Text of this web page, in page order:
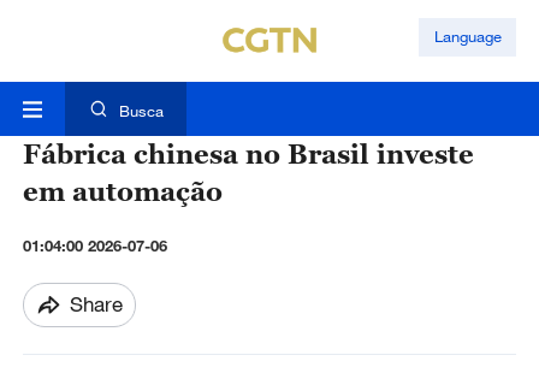
Language
Busca
Fábrica chinesa no Brasil investe
em automação
01:04:00 2026-07-06
Share